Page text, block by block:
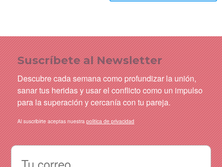
Suscríbete al Newsletter
Descubre cada semana como profundizar la unión,
sanar tus heridas y usar el conflicto como un impulso
para la superación y cercanía con tu pareja.
Al suscribirte aceptas nuestrapolitica de privacidad